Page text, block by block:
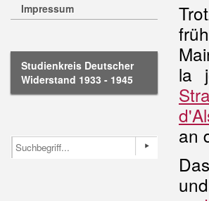
Impressum
Studienkreis Deutscher
Widerstand 1933 - 1945
la
an